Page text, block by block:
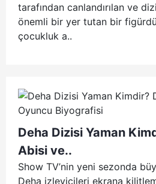
tarafından canlandırılan ve
önemli bir yer tutan bir
çocukluk a..
Deha Dizisi Yaman
Abisi ve..
Show TV’nin yeni sezonda
Deha izleyicileri ekrana